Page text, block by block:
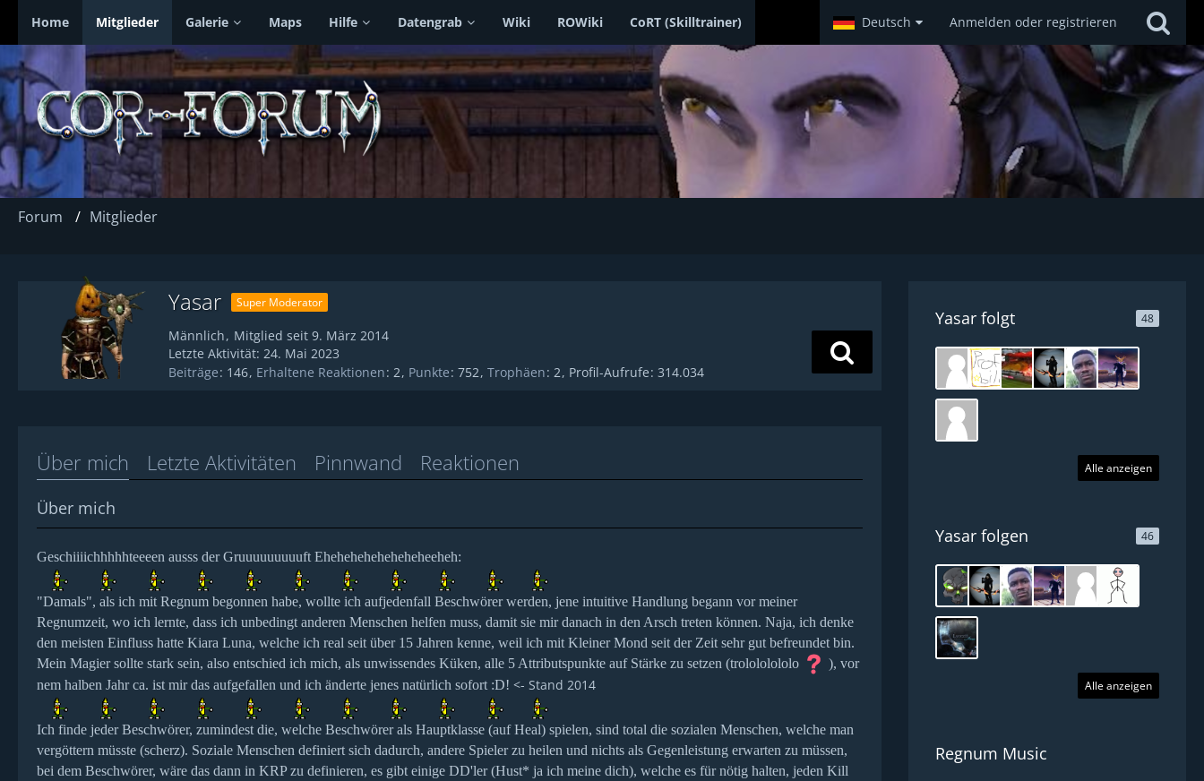
Home Mitglieder Galerie Maps Hilfe Datengrab Wiki ROWiki CoRT (Skilltrainer) Deutsch Anmelden oder registrieren
Forum Mitglieder
Yasar Super Moderator
Männlich
Mitglied seit 9. März 2014
Letzte Aktivität: 24. Mai 2023
Beiträge 146 Erhaltene Reaktionen 2 Punkte 752 Trophäen 2 Profil-Aufrufe 314.034
Über mich Letzte Aktivitäten Pinnwand Reaktionen
Über mich
Geschiiiichhhhhteeeen ausss der Gruuuuuuuuuft Eheheheheheheheheeheh:
"Damals", als ich mit Regnum begonnen habe, wollte ich aufjedenfall Beschwörer werden, jene intuitive Handlung begann vor meiner
Regnumzeit, wo ich lernte, dass ich unbedingt anderen Menschen helfen muss, damit sie mir danach in den Arsch treten können. Naja, ich denke
den meisten Einfluss hatte Kiara Luna, welche ich real seit über 15 Jahren kenne, weil ich mit Kleiner Mond seit der Zeit sehr gut befreundet bin.
Mein Magier sollte stark sein, also entschied ich mich, als unwissendes Küken, alle 5 Attributspunkte auf Stärke zu setzen (trolololololo
), vor
nem halben Jahr ca. ist mir das aufgefallen und ich änderte jenes natürlich sofort :D! <- Stand 2014
Ich finde jeder Beschwörer, zumindest die, welche Beschwörer als Hauptklasse (auf Heal) spielen, sind total die sozialen Menschen, welche man
vergöttern müsste (scherz). Soziale Menschen definiert sich dadurch, andere Spieler zu heilen und nichts als Gegenleistung erwarten zu müssen,
bei dem Beschwörer, wäre das dann in KRP zu definieren, es gibt einige DD'ler (Hust* ja ich meine dich), welche es für nötig halten, jeden Kill
Yasar folgt 48
Alle anzeigen
Yasar folgen 46
Alle anzeigen
Regnum Music